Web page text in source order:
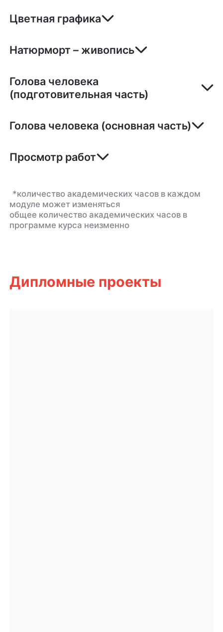
Цветная графика
Натюрморт – живопись
Голова человека
(подготовительная часть)
Голова человека (основная часть)
Просмотр работ
*количество академических часов в каждом
модуле может изменяться
общее количество академических часов в
программе курса неизменно
Дипломные проекты